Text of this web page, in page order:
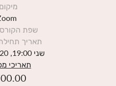
תאריכי קורסים קרובים
מיקום
שפת הקורס
תאריך
שני 19:00, 20 יולי 2026
תאריכי